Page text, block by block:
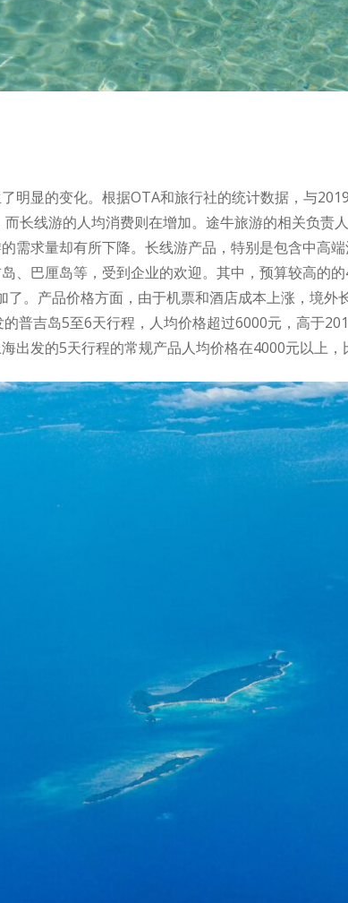
明显的变化。根据OTA和旅行社的统计数据，与
长线游的人均消费则在增加。途牛旅游的相关负责
需求量却有所下降。长线游产品，特别是包含中高
、巴厘岛等，受到企业的欢迎。其中，预算较高的
。产品价格方面，由于机票和酒店成本上涨，境
普吉岛5至6天行程，人均价格超过6000元，高于
出发的5天行程的常规产品人均价格在4000元以上，